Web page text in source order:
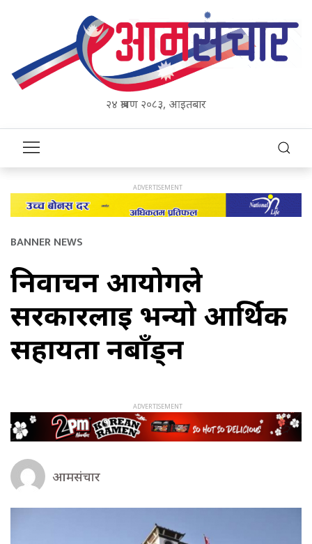
२४ श्रावण २०८३, आइतबार
BANNER NEWS
निर्वाचन आयोगले
सरकारलाई भन्यो आर्थिक
सहायता नबाँड्न
आमसंचार